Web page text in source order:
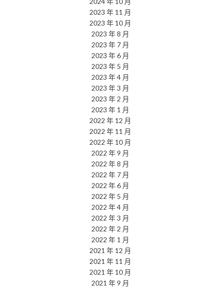
2023 年 11 月
2023 年 10 月
2023 年 8 月
2023 年 7 月
2023 年 6 月
2023 年 5 月
2023 年 4 月
2023 年 3 月
2023 年 2 月
2023 年 1 月
2022 年 12 月
2022 年 11 月
2022 年 10 月
2022 年 9 月
2022 年 8 月
2022 年 7 月
2022 年 6 月
2022 年 5 月
2022 年 4 月
2022 年 3 月
2022 年 2 月
2022 年 1 月
2021 年 12 月
2021 年 11 月
2021 年 10 月
2021 年 9 月